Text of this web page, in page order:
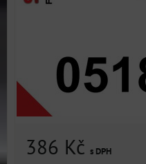
386 Kč s DPH